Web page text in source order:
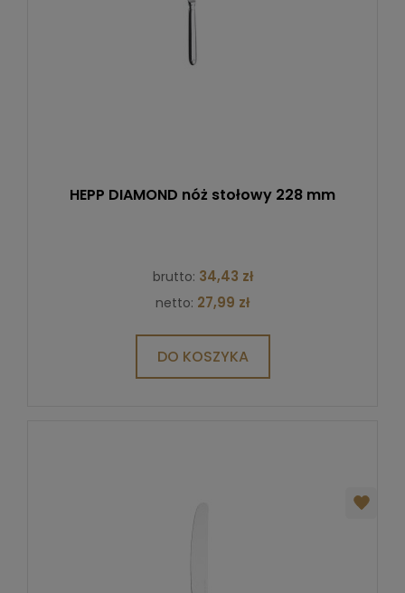
HEPP DIAMOND nóż stołowy 228 mm
brutto: 34,43 zł
netto: 27,99 zł
DO KOSZYKA